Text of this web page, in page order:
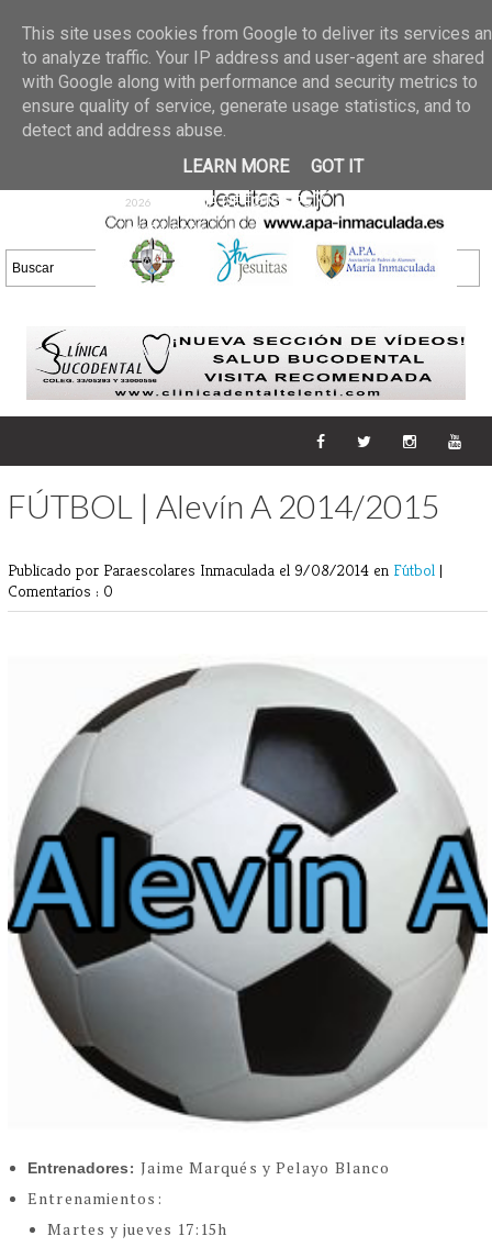
02 jun 2026
GALERIA DE FOTOS
30/05/2026
25 may 2026
GALERIA
DE FOTOS 23/05/2026
20 may
2026
GALERIA DE FOTOS
16/05/2026
DE FOTOS 09/05/2026
28 abr
2026
GALERIA DE FOTOS 25 Y
26/04/2026
FÚTBOL | Alevín A 2014/2015
Publicado por Paraescolares Inmaculada el 9/08/2014 en Fútbol |
Comentarios : 0
Entrenadores:Jaime Marqués y Pelayo Blanco
Entrenamientos:
Martes y jueves 17:15h
This site uses cookies from Google to deliver its services
to analyze traffic. Your IP address and user-agent are shared
with Google along with performance and security metrics to
ensure quality of service, generate usage statistics, and to
detect and address abuse.
LEARN MORE
GOT IT